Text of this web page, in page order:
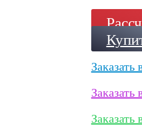
Заказать
Заказать
Заказать